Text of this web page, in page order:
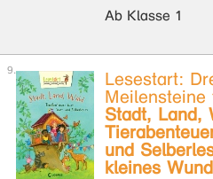
Ab Klasse 1
Lesestart:
Meilensteine
Stadt, Land,
und
kleines